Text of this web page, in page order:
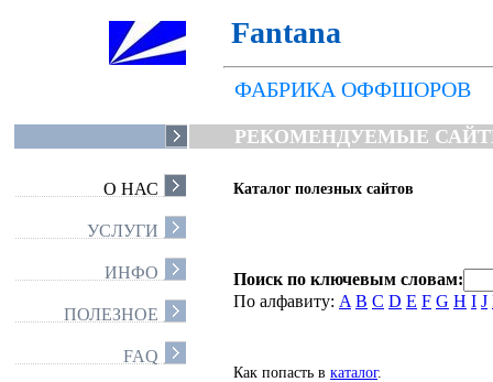
Fantana
ФАБРИКА ОФФШОРОВ
РЕКОМЕНДУЕМЫЕ
О НАС
УСЛУГИ
ИНФО
ПОЛЕЗНОЕ
FAQ
Каталог полезных сайтов
Поиск по ключевым словам:
По алфавиту: A B C D E F G H I J
Как попасть в каталог.